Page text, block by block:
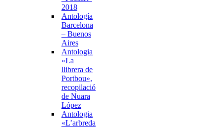
2018
Antología
Barcelona
– Buenos
Aires
Antologia
«La
llibrera de
Portbou»,
recopilació
de Nuara
López
Antologia
«L’arbreda